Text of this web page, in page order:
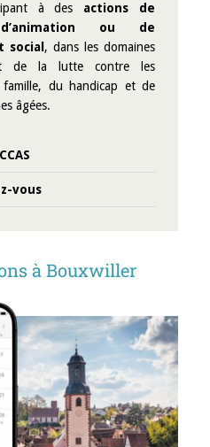
à des actions de
ou de
social , dans les domaines
de la lutte contre les
famille, du handicap et de
âgées.
vous
à Bouxwiller